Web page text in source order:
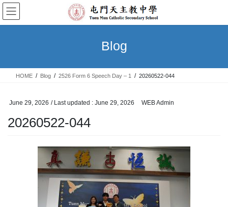
Skip
the
Skip
the
Blog
HOME Blog 2526 Form 6 Speech Day – 1 20260522-044
June 29, 2026 / Last updated : June 29, 2026 WEB Admin
20260522-044